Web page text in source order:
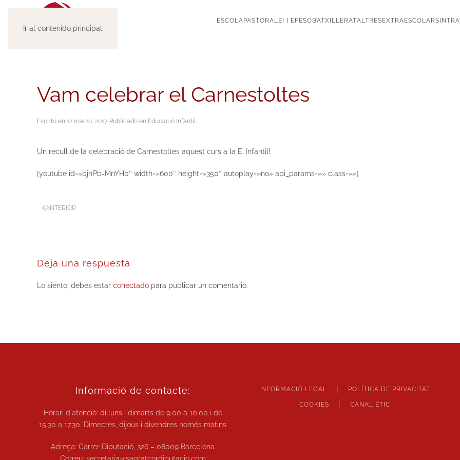
Ir al contenido principal
ESCOLA PASTORAL EI I EP ESO BATXILLERATALTRES EXTRAESCOLARS
Vam celebrar el Carnestoltes
Escrito en 12 marzo, 2017. Publicado en Educació Infantil.
Un recull de la celebració de Carnestoltes aquest curs a la E. Infantil!
[youtube id=»bjnPb-MnYH0″ width=»600″ height=»350″ autoplay=»no» api_params=»» class=»»]
ANTERIOR
Deja una respuesta
Lo siento, debes estar conectado para publicar un comentario.
Informació de contacte:
Horari d'atenció: dilluns i dimarts de9.00 a 10.00 i de
15.30 a 17.30. Dimecres, dijous i divendres només matins
Adreça: Carrer Diputació, 326 – 08009 Barcelona
INFORMACIÓ LEGAL POLÍTICA DE PRIVACITAT
COOKIES CANAL ÈTIC